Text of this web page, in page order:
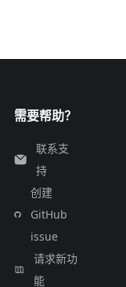
需要帮助？
联系支
持
创建
GitHub
issue
请求新功
能